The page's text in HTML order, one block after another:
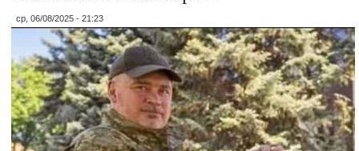
ср, 06/08/2025 - 21:23